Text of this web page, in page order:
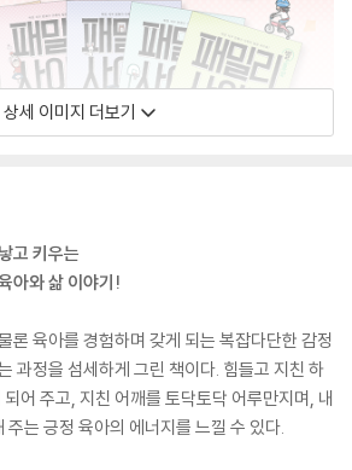
상세 이미지 더보기
고 키우는
아와 삶 이야기!
론 육아를 경험하며 갖게 되는 복잡다단한 감정
과정을 섬세하게 그린 책이다. 힘들고 지친 하
어 주고, 지친 어깨를 토닥토닥 어루만지며, 내
주는 긍정 육아의 에너지를 느낄 수 있다.